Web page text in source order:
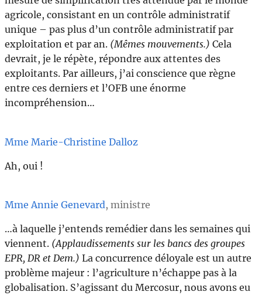
agricole, consistant en un contrôle administratif
unique – pas plus d’un contrôle administratif par
exploitation et par an. (Mêmes mouvements.) Cela
devrait, je le répète, répondre aux attentes des
exploitants. Par ailleurs, j’ai conscience que règne
entre ces derniers et l’OFB une énorme
incompréhension…
Mme Marie-Christine Dalloz
Ah, oui !
Mme Annie Genevard, ministre
…à laquelle j’entends remédier dans les semaines qui
viennent. (Applaudissements sur les bancs des groupes
EPR, DR et Dem.) La concurrence déloyale est un autre
problème majeur : l’agriculture n’échappe pas à la
globalisation. S’agissant du Mercosur, nous avons eu